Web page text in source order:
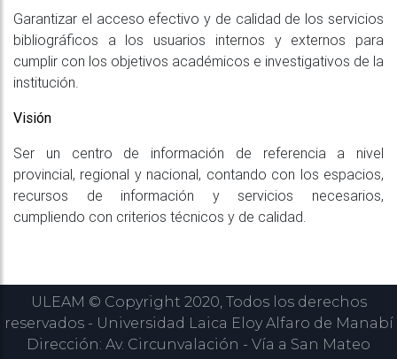
Garantizar el acceso efectivo y de calidad de los servicios
bibliográficos a los usuarios internos y externos para
cumplir con los objetivos académicos e investigativos de la
institución.
Visión
Ser un centro de información de referencia a nivel
provincial, regional y nacional, contando con los espacios,
recursos de información y servicios necesarios,
cumpliendo con criterios técnicos y de calidad.
ULEAM © Copyright 2020, Todos los derechos
reservados - Universidad Laica Eloy Alfaro de Manabí
Dirección: Av. Circunvalación - Vía a San Mateo